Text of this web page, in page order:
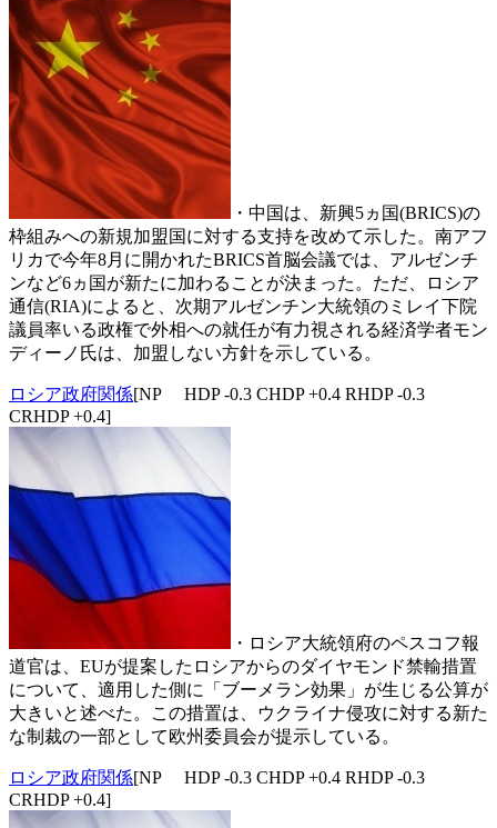
・中国は、新興5ヵ国(BRICS)の
枠組みへの新規加盟国に対する支持を改めて示した。南アフ
リカで今年8月に開かれたBRICS首脳会議では、アルゼンチ
ンなど6ヵ国が新たに加わることが決まった。ただ、ロシア
通信(RIA)によると、次期アルゼンチン大統領のミレイ下院
議員率いる政権で外相への就任が有力視される経済学者モン
ディーノ氏は、加盟しない方針を示している。
ロシア政府関係[NP HDP -0.3 CHDP +0.4 RHDP -0.3
CRHDP +0.4]
・ロシア大統領府のペスコフ報
道官は、EUが提案したロシアからのダイヤモンド禁輸措置
について、適用した側に「ブーメラン効果」が生じる公算が
大きいと述べた。この措置は、ウクライナ侵攻に対する新た
な制裁の一部として欧州委員会が提示している。
ロシア政府関係[NP HDP -0.3 CHDP +0.4 RHDP -0.3
CRHDP +0.4]